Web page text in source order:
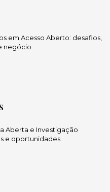
em Acesso Aberto: desafios,
negócio
Aberta e Investigação
e oportunidades